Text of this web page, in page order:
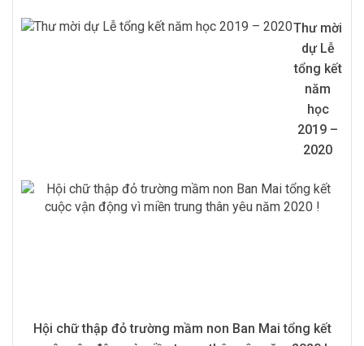
Thư mời
dự Lễ
tổng kết
năm
học
2019 –
2020
Hội chữ thập đỏ trường mầm non Ban Mai tổng kết